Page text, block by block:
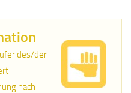
des/der
nach